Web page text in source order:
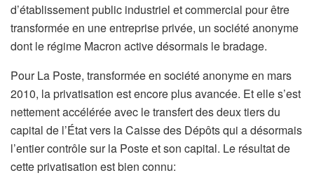
d’établissement public industriel et commercial pour être
transformée en une entreprise privée, un société anonyme
dont le régime Macron active désormais le bradage.
Pour La Poste, transformée en société anonyme en mars
2010, la privatisation est encore plus avancée. Et elle s’est
nettement accélérée avec le transfert des deux tiers du
capital de l’État vers la Caisse des Dépôts qui a désormais
l’entier contrôle sur la Poste et son capital. Le résultat de
cette privatisation est bien connu: